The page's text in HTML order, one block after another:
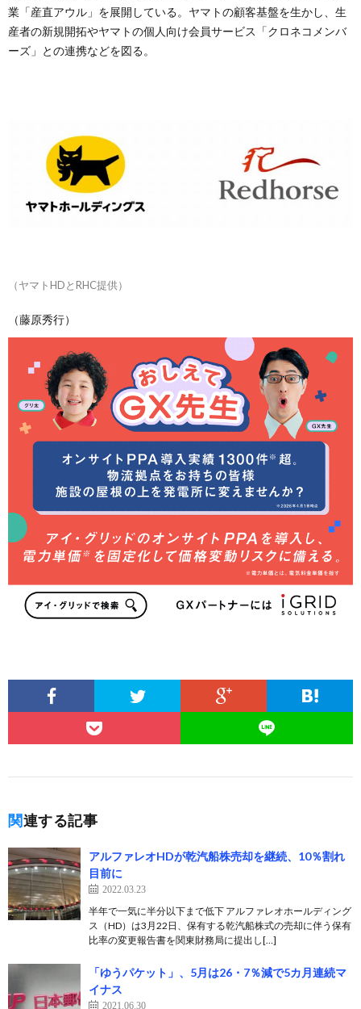
業「産直アウル」を展開している。ヤマトの顧客基盤を生かし、生
産者の新規開拓やヤマトの個人向け会員サービス「クロネコメンバ
ーズ」との連携などを図る。
（ヤマトHDとRHC提供）
（藤原秀行）
関連する記事
アルファレオHDが乾汽船株売却を継続、10％割れ
目前に
2022.03.23
半年で一気に半分以下まで低下 アルファレオホールディング
ス（HD）は3月22日、保有する乾汽船株式の売却に伴う保有
比率の変更報告書を関東財務局に提出し[…]
「ゆうパケット」、5月は26・7％減で5カ月連続マ
イナス
2021.06.30